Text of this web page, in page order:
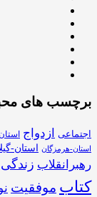
برچسب های
اجتماعی ازدواج
استان-هرمزگان استان-
رهبرانقلاب
کتاب موفقیت